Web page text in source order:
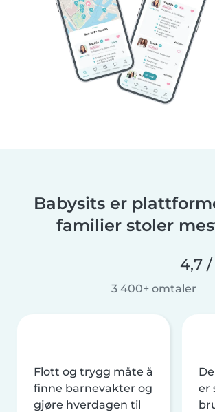
Babysits er
familier stoler
4,7 /
3 400+ omtaler
Flott og trygg måte å
finne barnevakter og
gjøre hverdagen til
er